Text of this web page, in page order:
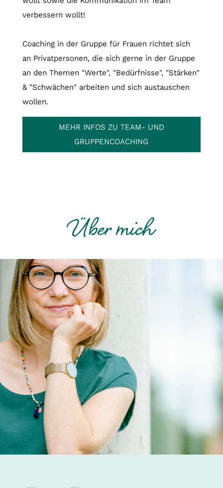
verbessern wollt!
Coaching in der Gruppe für Frauen richtet sich
an Privatpersonen, die sich gerne in der Gruppe
an den Themen "Werte", "Bedürfnisse", "Stärken"
& "Schwächen" arbeiten und sich austauschen
wollen.
MEHR INFOS ZU TEAM- UND
GRUPPENCOACHING
Über mich